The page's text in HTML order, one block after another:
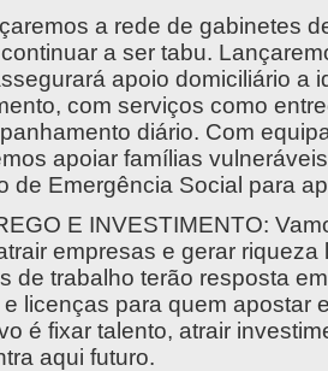
a rede de gabinetes
a ser tabu.
apoio domiciliário a
com serviços como
diário. Com
apoiar famílias
de Emergência Social para
E INVESTIMENTO:
empresas e gerar
de trabalho terão resposta
licenças para quem apostar
é fixar talento, atrair
aqui futuro.